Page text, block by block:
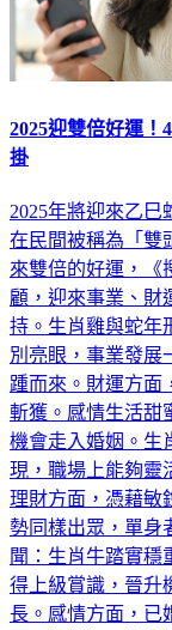
2025迎雙倍好運
掛
2025年將迎來乙巳
在民間被稱為「雙
來雙倍的好運，《
顧，迎來事業、財
持。生肖雞與蛇年
別亮眼，事業發展
踵而來。財運方面
斬獲。感情生活甜
機會走入婚姻。生
現，職場上能夠靈
理財方面，憑藉敏
勢同樣出眾，單身
聞：生肖牛踏實穩
得上級賞識，晉升
長。感情方面，已